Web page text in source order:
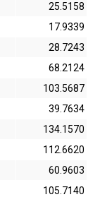
25.5158
17.9339
28.7243
68.2124
103.5687
39.7634
134.1570
112.6620
60.9603
105.7140